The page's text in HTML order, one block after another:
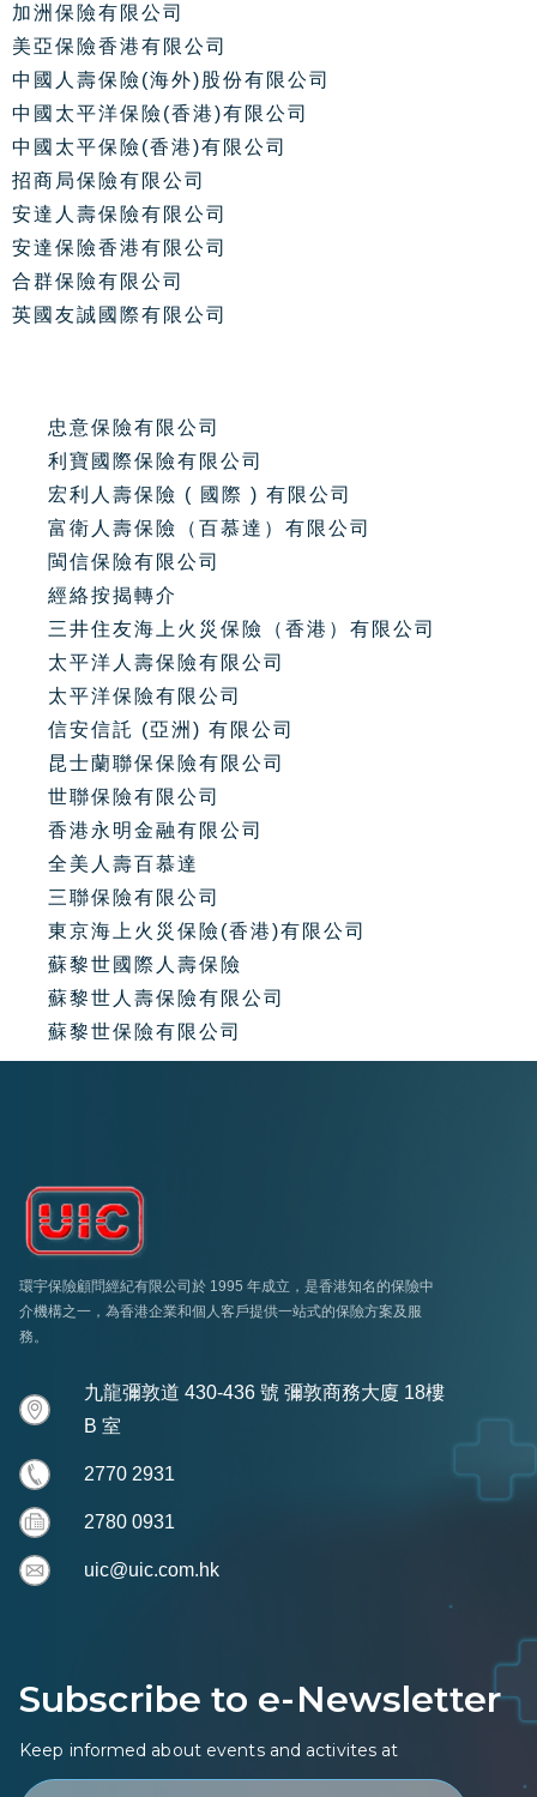
加洲保險有限公司
美亞保險香港有限公司
中國人壽保險(海外)股份有限公司
中國太平洋保險(香港)有限公司
中國太平保險(香港)有限公司
招商局保險有限公司
安達人壽保險有限公司
安達保險香港有限公司
合群保險有限公司
英國友誠國際有限公司
忠意保險有限公司
利寶國際保險有限公司
宏利人壽保險 ( 國際 ) 有限公司
富衛人壽保險（百慕達）有限公司
閩信保險有限公司
經絡按揭轉介
三井住友海上火災保險（香港）有限公司
太平洋人壽保險有限公司
太平洋保險有限公司
信安信託 (亞洲) 有限公司
昆士蘭聯保保險有限公司
世聯保險有限公司
香港永明金融有限公司
全美人壽百慕達
三聯保險有限公司
東京海上火災保險(香港)有限公司
蘇黎世國際人壽保險
蘇黎世人壽保險有限公司
蘇黎世保險有限公司
環宇保險顧問經紀有限公司於 1995 年成立，是香港知名的保險中
介機構之一，為香港企業和個人客戶提供一站式的保險方案及服
務。
九龍彌敦道 430-436 號 彌敦商務大廈 18樓
B 室
2770 2931
2780 0931
uic@uic.com.hk
Subscribe to e-Newsletter
Keep informed about events and activites at